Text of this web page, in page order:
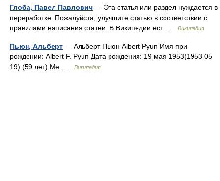
Глоба, Павел Павлович — Эта статья или раздел нуждается в
переработке. Пожалуйста, улучшите статью в соответствии с
правилами написания статей. В Википедии ест …
Википедия
Пьюн, Альберт — Альберт Пьюн Albert Pyun Имя при
рождении: Albert F. Pyun Дата рождения: 19 мая 1953(1953 05
19) (59 лет) Ме …
Википедия